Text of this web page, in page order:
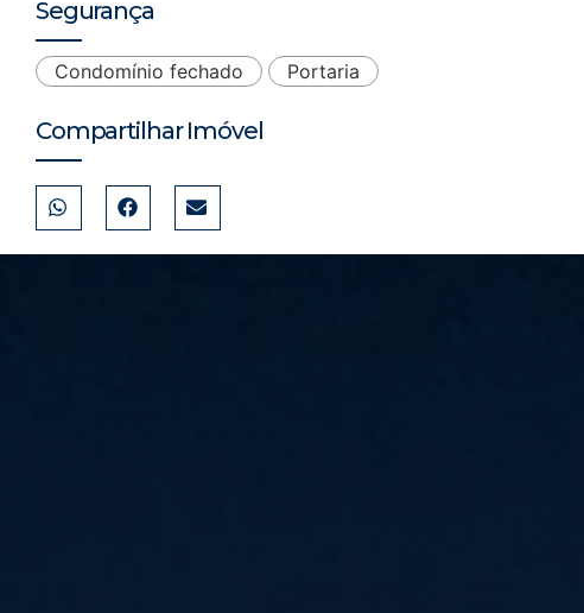
Segurança
Condomínio fechado Portaria
Compartilhar Imóvel